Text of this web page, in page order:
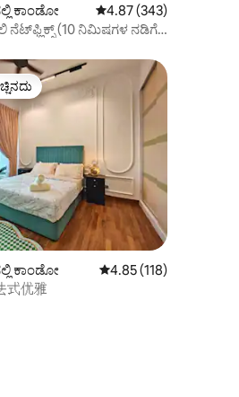
ವಿಮರ್ಶೆಗಳು
ಕಾಂಡೋ 5 ರಲ್ಲಿ 4.87 ಸರಾಸರಿ
4.87 (343)
ನೆಟ್‌ಫ್ಲಿಕ್ಸ್️ (10 ನಿಮಿಷಗಳ ನಡಿಗೆ)
ವಿಮರ್ಶೆಗಳು
ಕಾಂಡೋ 5 ರಲ್ಲಿ 4.85 ಸರಾಸರಿ
4.85 (118)
式优雅